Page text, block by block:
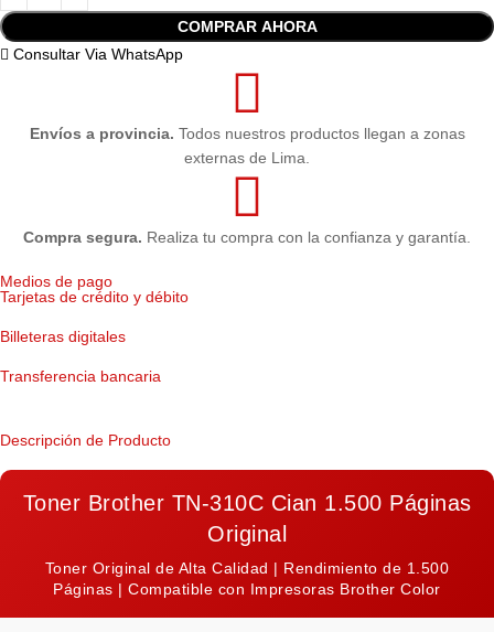
COMPRAR AHORA
Consultar Via WhatsApp
Envíos a provincia. Todos nuestros productos llegan a zonas
externas de Lima.
Compra segura. Realiza tu compra con la confianza y garantía.
Medios de pago
Tarjetas de crédito y débito
Billeteras digitales
Transferencia bancaria
Descripción de Producto
Toner Brother TN-310C Cian 1.500 Páginas
Original
Toner Original de Alta Calidad | Rendimiento de 1.500
Páginas | Compatible con Impresoras Brother Color